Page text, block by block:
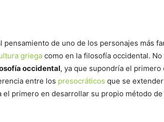
pensamiento de uno de los personajes más
griega como en la filosofía occidental. No
occidental, ya que supondría el
entre los presocráticos que se
el primero en desarrollar su propio método